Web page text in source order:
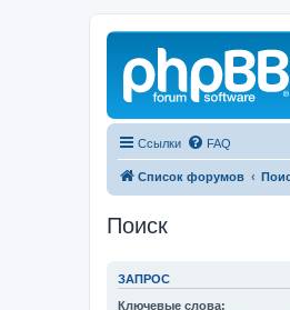
Ссылки FAQ
Список форумов
Поиск
ЗАПРОС
Ключевые слова: